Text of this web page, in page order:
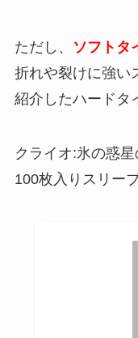
ただし、
ソフトタ
折れや裂けに強
紹介したハードタ
クライオ:氷の惑
100枚入りスリー